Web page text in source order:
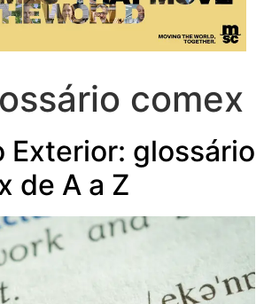
comex
Exterior: glossário
de A a Z